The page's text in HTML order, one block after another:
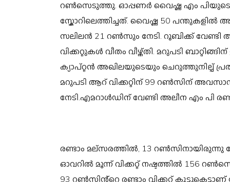
റൺസെടുത്തു. ഓപ്പണർ വൈഷ്ണ എം പിയുടെ
സ്കോറിലെത്തിച്ചത്. വൈഷ്ണ 50
സലിലൻ 21 റൺസും നേടി. റൂബിക്ക്
വിക്കറ്റുകൾ വീതം വീഴ്ത്തി. മറുപടി
ക്യാപ്റ്റൻ അഖിലയുടെയും ചെറുത്തുനില്പ്
മറുപടി ആറ് വിക്കറ്റിന് 99 റൺസിന്
നേടി.എമറാൾഡിന് വേണ്ടി അലീന എം പി രണ്ട്
രണ്ടാം മല്സരത്തിൽ, 13 റൺസിനായിരുന്നു
ഓവറിൽ മൂന്ന് വിക്കറ്റ് നഷ്ടത്തിൽ 156
93 റൺസിൻ്റെ രണ്ടാം വിക്കറ്റ്